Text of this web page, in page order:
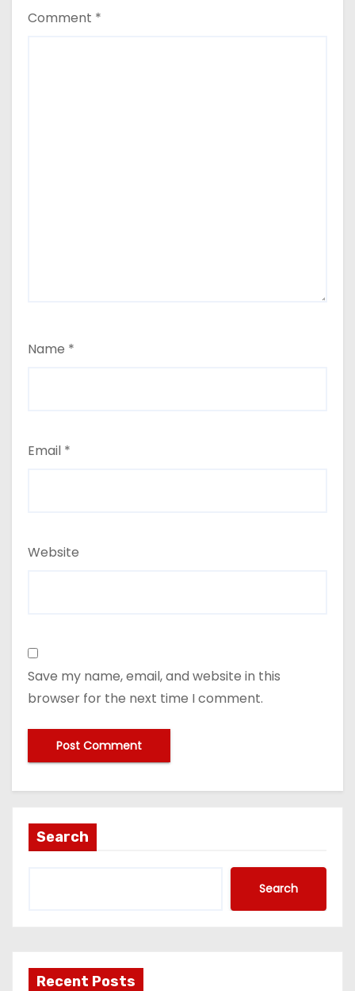
Comment *
Name *
Email *
Website
Save my name, email, and website in this
browser for the next time I comment.
Search
Search
Recent Posts